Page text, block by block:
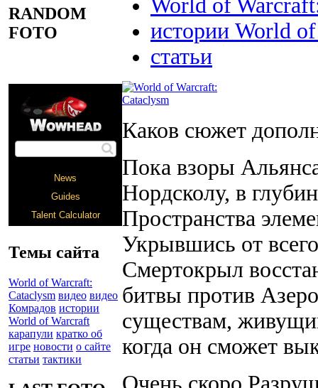
RANDOM
FOTO
Темы сайта
World of Warcraft:
Cataclysm видео видео
Комрадов истории
World of Warcraft
карапули кратко об
игре новости о сайте
статьи тактики
World of
истории World
статьи
Каков сюжет
Пока взоры
Нордсколу, в
Пространства
Укрывшись от
Смертокрыл
битвы против
существам,
когда он сможет